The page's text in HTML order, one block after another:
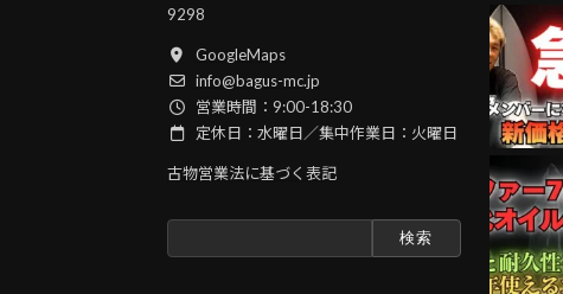
9298
GoogleMaps
info@bagus-mc.jp
営業時間：9:00-18:30
定休日：水曜日／集中作業日：火曜日
古物営業法に基づく表記